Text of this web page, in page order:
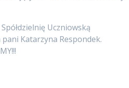
Uczniowską
pani Katarzyna Respondek.